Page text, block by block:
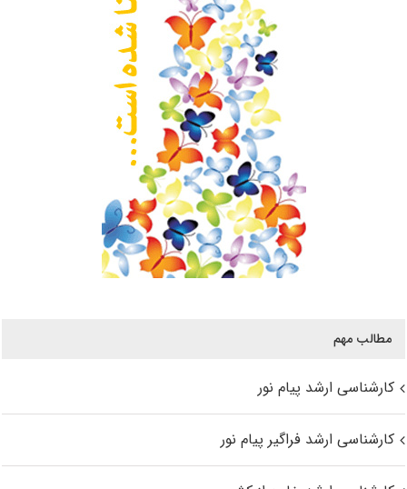
مطالب مهم
کارشناسی ارشد پیام نور
کارشناسی ارشد فراگیر پیام نور